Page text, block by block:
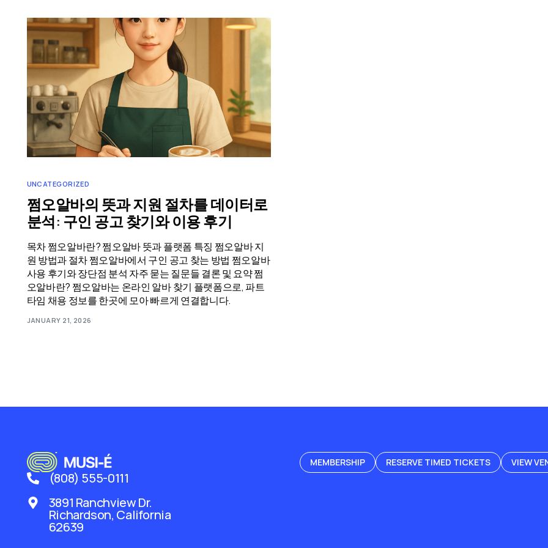
UNCATEGORIZED
쩜오알바의 뜻과 지원 절차를 데이터로
분석: 구인 공고 찾기와 이용 후기
목차 쩜오알바란? 쩜오알바 뜻과 플랫폼 특징 쩜오알바 지
원 방법과 절차 쩜오알바에서 구인 공고 찾는 방법 쩜오알바
사용 후기와 장단점 분석 자주 묻는 질문들 결론 및 요약 쩜
오알바란? 쩜오알바는 온라인 알바 찾기 플랫폼으로, 파트
타임 채용 정보를 한곳에 모아 빠르게 연결합니다.
JANUARY 21, 2026
(808) 555-0111
3891 Ranchview Dr.
Richardson, California
62639
MEMBERSHIP RESERVE TIMED TICKETS VIEW